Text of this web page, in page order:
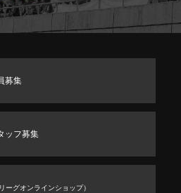
募集
ッフ募集
リーグオンラインショップ）